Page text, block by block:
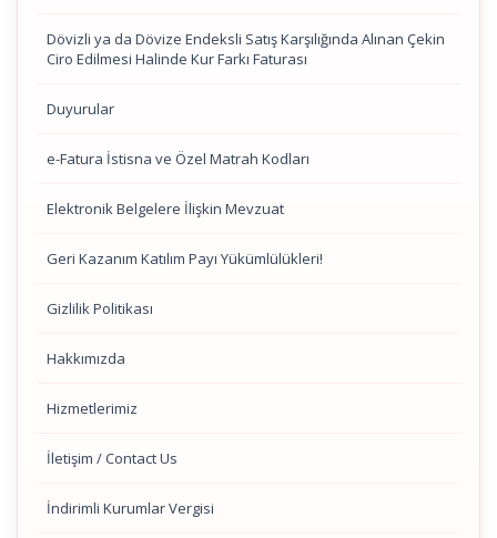
Dövizli ya da Dövize Endeksli Satış Karşılığında Alınan Çekin
Ciro Edilmesi Halinde Kur Farkı Faturası
Duyurular
e-Fatura İstisna ve Özel Matrah Kodları
Elektronik Belgelere İlişkin Mevzuat
Geri Kazanım Katılım Payı Yükümlülükleri!
Gizlilik Politikası
Hakkımızda
Hizmetlerimiz
İletişim / Contact Us
İndirimli Kurumlar Vergisi